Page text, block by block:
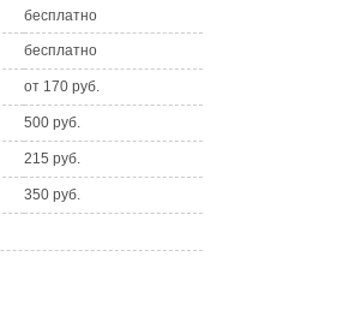
бесплатно
бесплатно
от 170 руб.
500 руб.
215 руб.
350 руб.